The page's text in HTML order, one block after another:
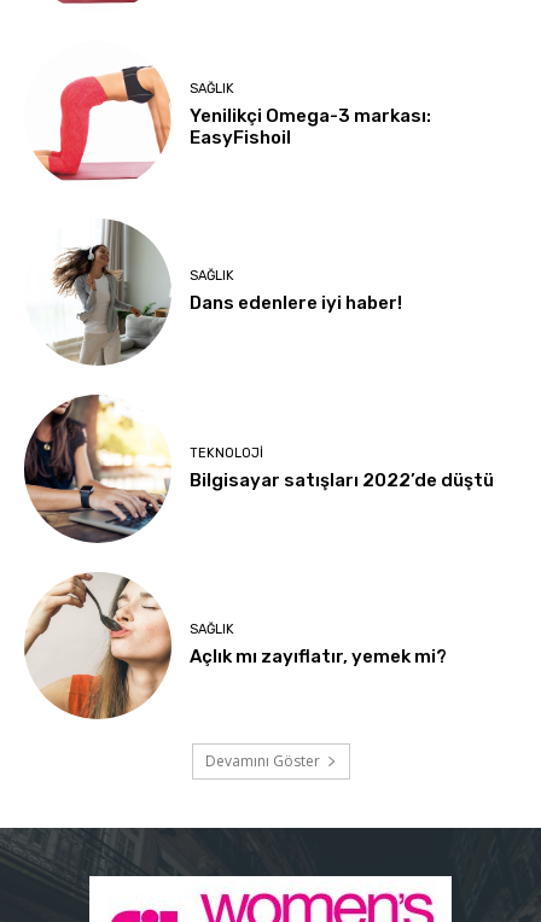
SAĞLIK
Yenilikçi Omega-3 markası:
EasyFishoil
SAĞLIK
Dans edenlere iyi haber!
TEKNOLOJI
Bilgisayar satışları 2022’de düştü
SAĞLIK
Açlık mı zayıflatır, yemek mi?
Devamını Göster